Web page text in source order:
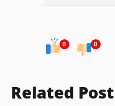
0 0
Related Post